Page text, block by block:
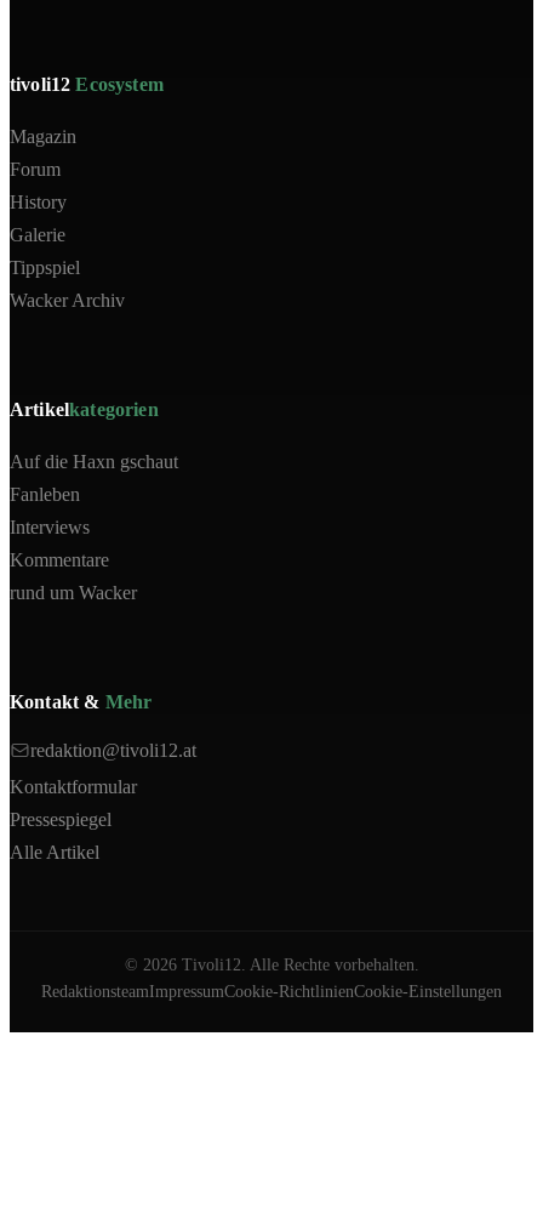
tivoli12Ecosystem
Magazin
Forum
History
Galerie
Tippspiel
Wacker Archiv
Artikelkategorien
Auf die Haxn gschaut
Fanleben
Interviews
Kommentare
rund um Wacker
Kontakt & Mehr
redaktion@tivoli12.at
Kontaktformular
Pressespiegel
Alle Artikel
© 2026Tivoli12. Alle Rechte vorbehalten.
RedaktionsteamImpressumCookie-RichtlinienCookie-Einstellungen